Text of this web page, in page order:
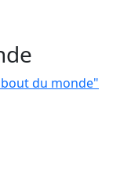
du monde"